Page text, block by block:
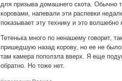
для призыва домашнего скота. Обычно
коровами, напевали эти распевки
показывает эту технику и это волшебно
Тетенька много по ненашему говорит,
пришедшую назад корову, но ее не
там камера поползла вверх. Я еще
обратно. Но тоже нет.